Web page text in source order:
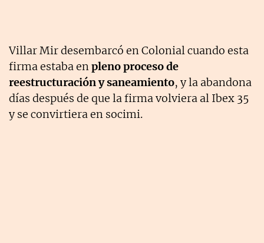
Villar Mir desembarcó en Colonial cuando esta
firma estaba en pleno proceso de
reestructuración y saneamiento, y la abandona
días después de que la firma volviera al Ibex 35
y se convirtiera en socimi.